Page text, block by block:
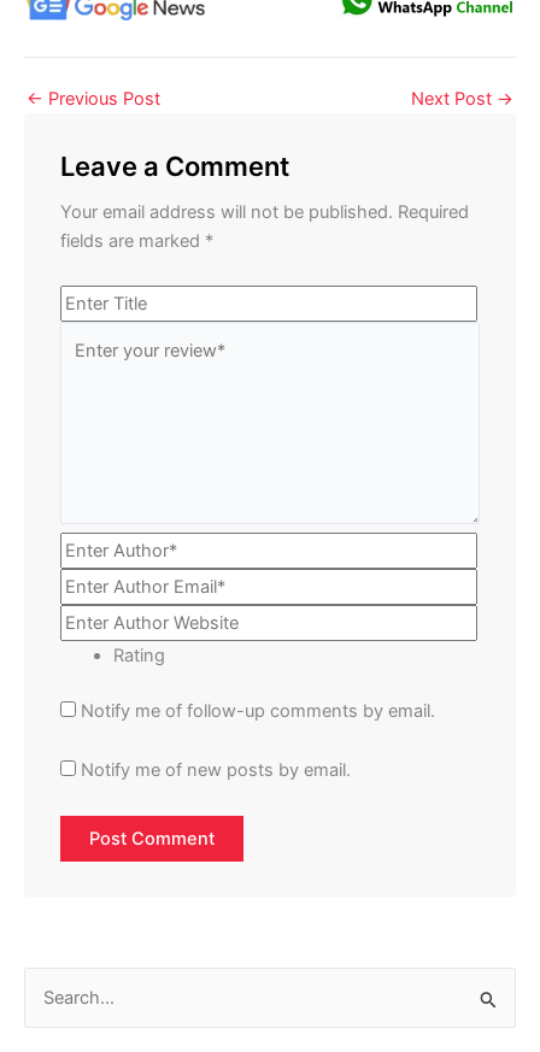
← Previous Post Next Post →
Leave a Comment
Your email address will not be published. Required
fields are marked *
Rating
Notify me of follow-up comments by email.
Notify me of new posts by email.